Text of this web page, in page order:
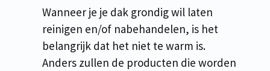
Wanneer je je dak grondig wil laten
reinigen en/of nabehandelen, is het
belangrijk dat het niet te warm is.
Anders zullen de producten die worden